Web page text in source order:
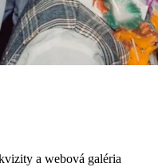
a webová galéria